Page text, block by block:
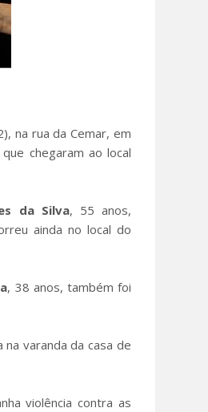
na rua da Cemar, em
chegaram ao local
da Silva, 55 anos,
ainda no local do
, 38 anos, também foi
varanda da casa de
violência contra as